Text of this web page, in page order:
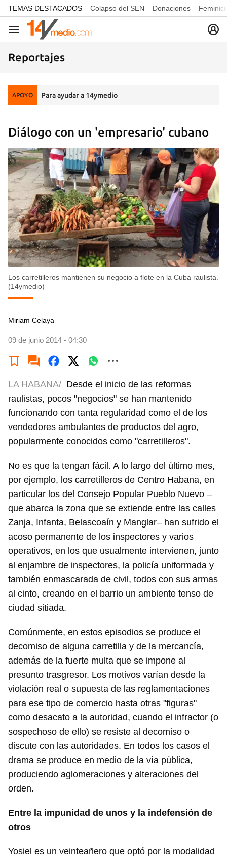
common.go-to-content
TEMAS DESTACADOS Colapso del SEN Donaciones
Navegación
Reportajes
APOYO Para ayudar a 14ymedio
Diálogo con un 'empresario' cubano
Los carretilleros mantienen su negocio a flote en la Cuba raulista.
(14ymedio)
Miriam Celaya
09 de junio 2014 - 04:30
LA HABANA/ Desde el inicio de las reformas
raulistas, pocos "negocios" se han mantenido
funcionando con tanta regularidad como el de los
vendedores ambulantes de productos del agro,
popularmente conocidos como "carretilleros".
No es que la tengan fácil. A lo largo del último mes,
por ejemplo, los carretilleros de Centro Habana, en
particular los del Consejo Popular Pueblo Nuevo –
que abarca la zona que se extiende entre las calles
Zanja, Infanta, Belascoaín y Manglar– han sufrido el
acoso permanente de los inspectores y varios
operativos, en los que usualmente intervienen, junto
al enjambre de inspectores, la policía uniformada y
también enmascarada de civil, todos con sus armas
al cinto, creando en el barrio un ambiente tenso de
ciudad sitiada.
Comúnmente, en estos episodios se produce el
decomiso de alguna carretilla y de la mercancía,
además de la fuerte multa que se impone al
presunto trasgresor. Los motivos varían desde la
violación real o supuesta de las reglamentaciones
para ese tipo de comercio hasta otras "figuras"
como desacato a la autoridad, cuando el infractor (o
sospechoso de ello) se resiste al decomiso o
discute con las autoridades. En todos los casos el
drama se produce en medio de la vía pública,
produciendo aglomeraciones y alteraciones del
orden.
Entre la impunidad de unos y la indefensión de
otros
Yosiel es un veinteañero que optó por la modalidad